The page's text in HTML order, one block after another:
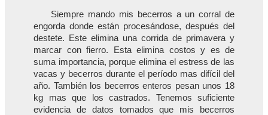
Siempre mando mis becerros a un corral de
engorda donde están procesándose, después del
destete. Este elimina una corrida de primavera y
marcar con fierro. Esta elimina costos y es de
suma importancia, porque elimina el estress de las
vacas y becerros durante el período mas difícil del
año. También los becerros enteros pesan unos 18
kg mas que los castrados. Tenemos suficiente
evidencia de datos tomados que mis becerros